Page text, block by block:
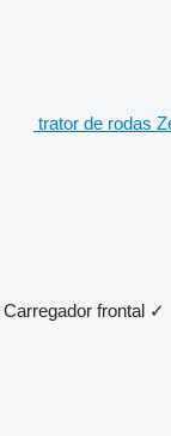
trator de rodas
Carregador frontal ✓